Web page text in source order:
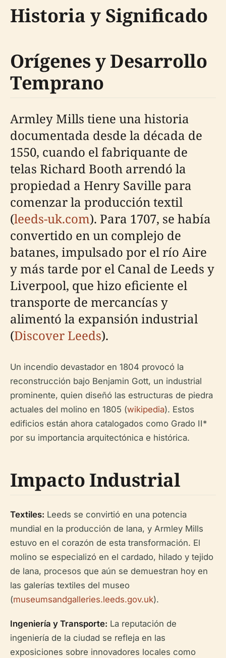
Historia y Significado
Orígenes y Desarrollo
Temprano
Armley Mills tiene una historia
documentada desde la década de
1550, cuando el fabriquante de
telas Richard Booth arrendó la
propiedad a Henry Saville para
comenzar la producción textil
(leeds-uk.com). Para 1707, se había
convertido en un complejo de
batanes, impulsado por el río Aire
y más tarde por el Canal de Leeds y
Liverpool, que hizo eficiente el
transporte de mercancías y
alimentó la expansión industrial
(Discover Leeds).
Un incendio devastador en 1804 provocó la
reconstrucción bajo Benjamin Gott, un industrial
prominente, quien diseñó las estructuras de piedra
actuales del molino en 1805 (wikipedia). Estos
edificios están ahora catalogados como Grado II*
por su importancia arquitectónica e histórica.
Impacto Industrial
Textiles: Leeds se convirtió en una potencia
mundial en la producción de lana, y Armley Mills
estuvo en el corazón de esta transformación. El
molino se especializó en el cardado, hilado y tejido
de lana, procesos que aún se demuestran hoy en
las galerías textiles del museo
(museumsandgalleries.leeds.gov.uk).
Ingeniería y Transporte: La reputación de
ingeniería de la ciudad se refleja en las
exposiciones sobre innovadores locales como